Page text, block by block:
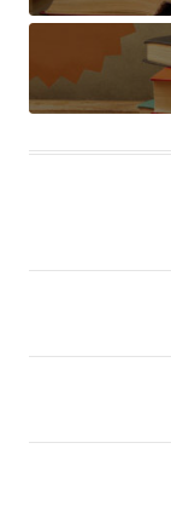
من الفنون
الإسلامية